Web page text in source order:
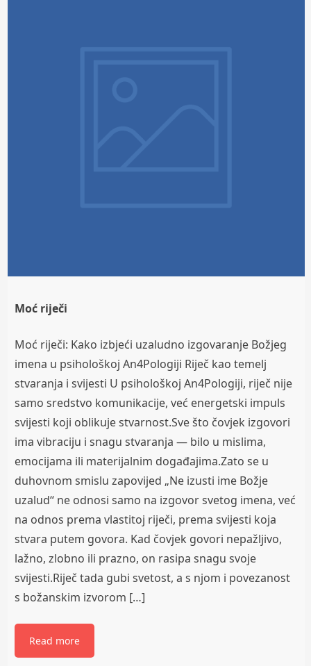
Moć riječi
Moć riječi: Kako izbjeći uzaludno izgovaranje Božjeg
imena u psihološkoj An4Pologiji Riječ kao temelj
stvaranja i svijesti U psihološkoj An4Pologiji, riječ nije
samo sredstvo komunikacije, već energetski impuls
svijesti koji oblikuje stvarnost.Sve što čovjek izgovori
ima vibraciju i snagu stvaranja — bilo u mislima,
emocijama ili materijalnim događajima.Zato se u
duhovnom smislu zapovijed „Ne izusti ime Božje
uzalud“ ne odnosi samo na izgovor svetog imena, već
na odnos prema vlastitoj riječi, prema svijesti koja
stvara putem govora. Kad čovjek govori nepažljivo,
lažno, zlobno ili prazno, on rasipa snagu svoje
svijesti.Riječ tada gubi svetost, a s njom i povezanost
s božanskim izvorom […]
Read more